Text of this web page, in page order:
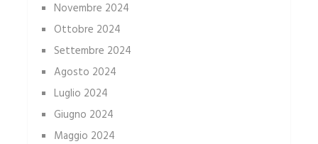
Novembre 2024
Ottobre 2024
Settembre 2024
Agosto 2024
Luglio 2024
Giugno 2024
Maggio 2024